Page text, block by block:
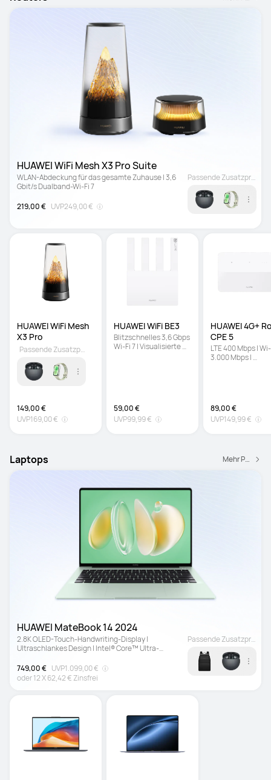
HUAWEI WiFi Mesh X3 Pro Suite
WLAN-Abdeckung für das gesamte Zuhause | 3,6
Gbit/s Dualband-Wi-Fi 7
219,00 € UVP249,00 €
Passende Zusatzprodukt
HUAWEI WiFi Mesh
X3 Pro
149,00 €
UVP169,00 €
Passende Zusatzprodukt
HUAWEI WiFi BE3
Blitzschnelles 3,6 Gbps
Wi-Fi 7 | Visualisierte
59,00 €
UVP99,99 €
HUAWEI 4G+
CPE 5
LTE 400 Mbps |
3.000 Mbps |
89,00 €
UVP149,99 €
Laptops Mehr Produkte
HUAWEI MateBook 14 2024
2.8K OLED-Touch-Handwriting-Display |
Ultraschlankes Design | Intel® Core™ Ultra-
749,00 € UVP1.099,00 €
oder12X62,42 € Zinsfrei
Passende Zusatzprodukt